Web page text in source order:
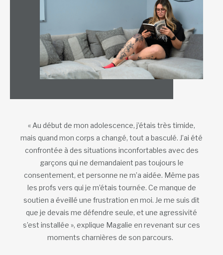
« Au début de mon adolescence, j’étais très timide,
mais quand mon corps a changé, tout a basculé. J’ai été
confrontée à des situations inconfortables avec des
garçons qui ne demandaient pas toujours le
consentement, et personne ne m’a aidée. Même pas
les profs vers qui je m’étais tournée. Ce manque de
soutien a éveillé une frustration en moi. Je me suis dit
que je devais me défendre seule, et une agressivité
s’est installée », explique Magalie en revenant sur ces
moments charnières de son parcours.